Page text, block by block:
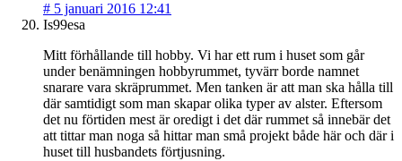
# 5 januari 2016 12:41
Is99esa
Mitt förhållande till hobby. Vi har ett rum i huset som går
under benämningen hobbyrummet, tyvärr borde namnet
snarare vara skräprummet. Men tanken är att man ska hålla till
där samtidigt som man skapar olika typer av alster. Eftersom
det nu förtiden mest är oredigt i det där rummet så innebär det
att tittar man noga så hittar man små projekt både här och där i
huset till husbandets förtjusning.